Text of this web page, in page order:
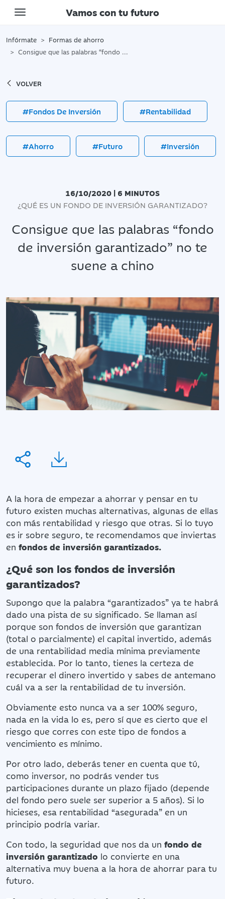
Toggle navigation
Vamos con tu futuro
Infórmate
Formas de ahorro
Consigue que las palabras “fondo de inversión garantizado” no te suene a chino
VOLVER
#Fondos De Inversión #Rentabilidad
#Ahorro #Futuro #Inversión
16/10/2020 | 6 MINUTOS
¿QUÉ ES UN FONDO DE INVERSIÓN GARANTIZADO?
Consigue que las palabras “fondo
de inversión garantizado” no te
suene a chino
A la hora de empezar a ahorrar y pensar en tu
futuro existen muchas alternativas, algunas de ellas
con más rentabilidad y riesgo que otras. Si lo tuyo
es ir sobre seguro, te recomendamos que inviertas
en fondos de inversión garantizados.
¿Qué son los fondos de inversión
garantizados?
Supongo que la palabra “garantizados” ya te habrá
dado una pista de su significado. Se llaman así
porque son fondos de inversión que garantizan
(total o parcialmente) el capital invertido, además
de una rentabilidad media mínima previamente
establecida. Por lo tanto, tienes la certeza de
recuperar el dinero invertido y sabes de antemano
cuál va a ser la rentabilidad de tu inversión.
Obviamente esto nunca va a ser 100% seguro,
nada en la vida lo es, pero sí que es cierto que el
riesgo que corres con este tipo de fondos a
vencimiento es mínimo.
Por otro lado, deberás tener en cuenta que tú,
como inversor, no podrás vender tus
participaciones durante un plazo fijado (depende
del fondo pero suele ser superior a 5 años). Si lo
hicieses, esa rentabilidad “asegurada” en un
principio podría variar.
Con todo, la seguridad que nos da un fondo de
inversión garantizado lo convierte en una
alternativa muy buena a la hora de ahorrar para tu
futuro.